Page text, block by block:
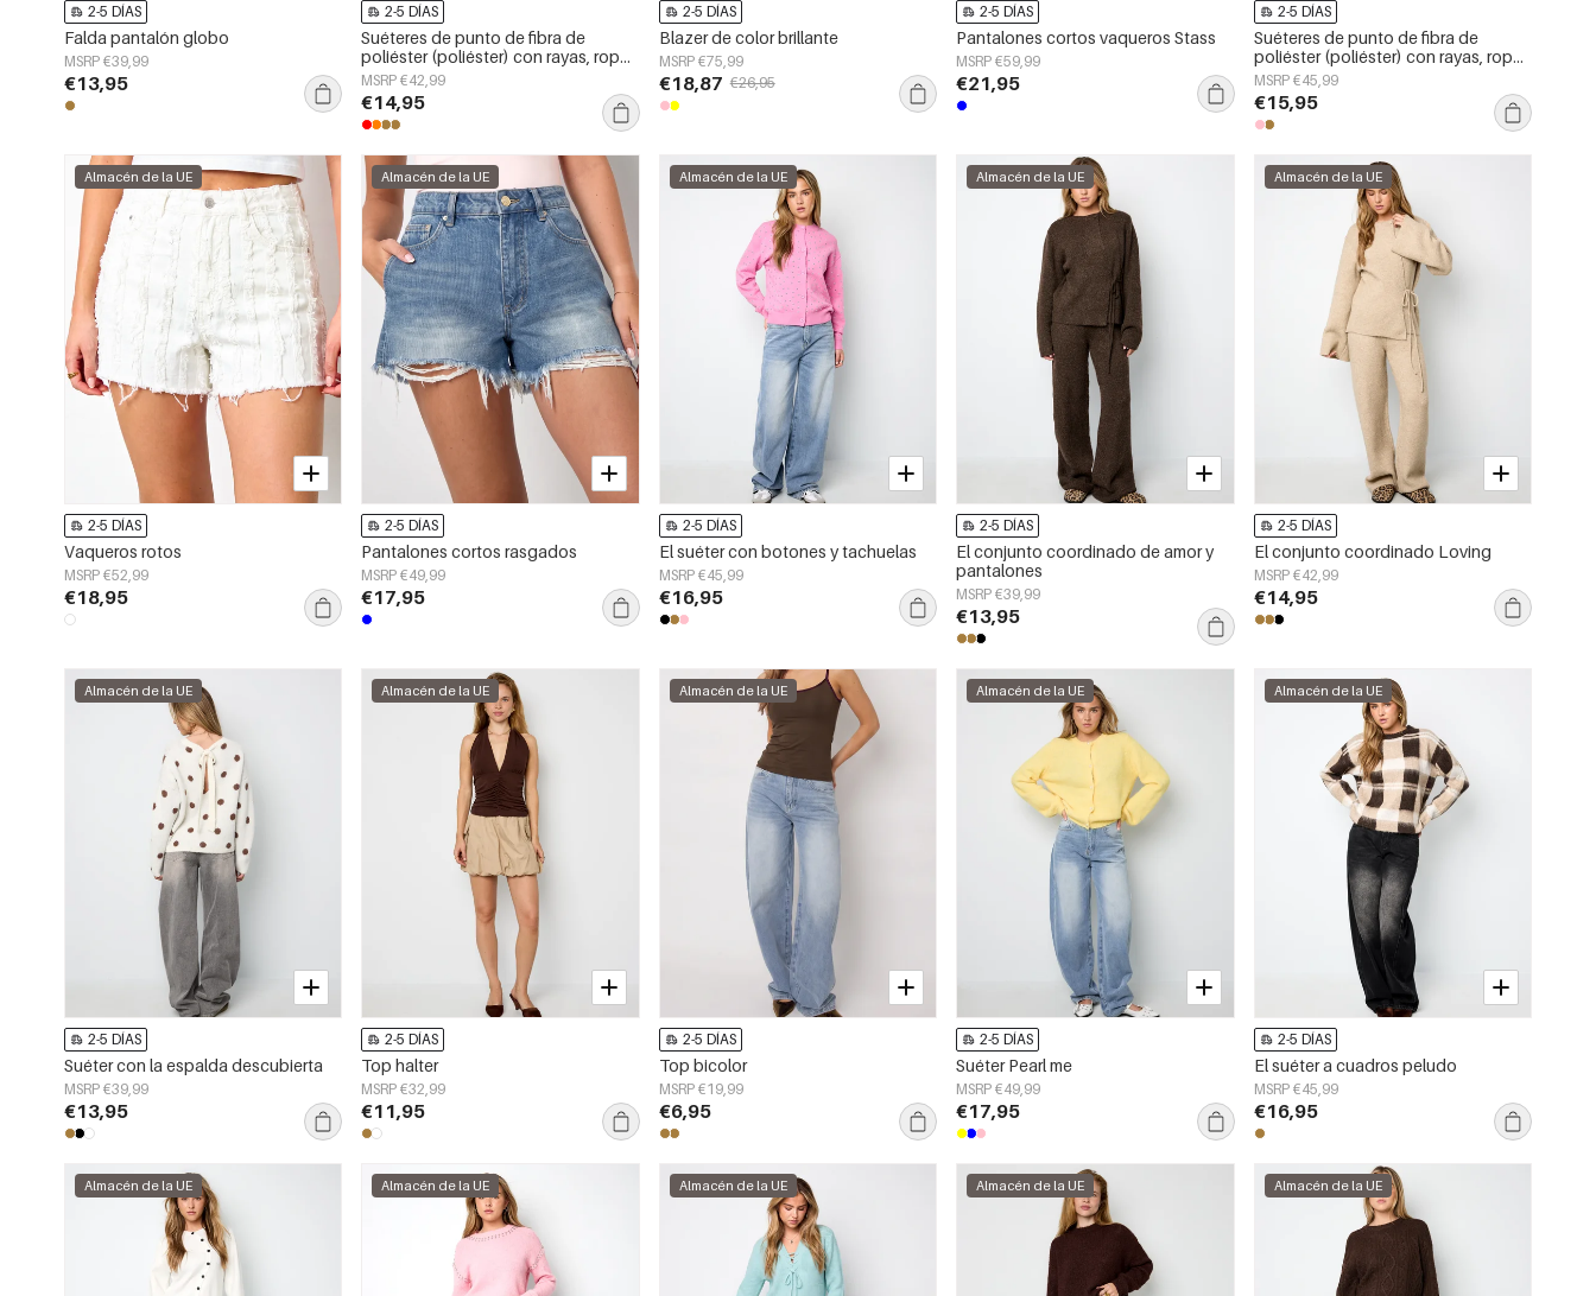
2-5 DÍAS
Falda pantalón globo
MSRP €39,99
€13,95
2-5 DÍAS
Suéteres de punto de fibra de
poliéster (poliéster) con rayas, ropa
casual de otoño/invierno
MSRP €42,99
€14,95
2-5 DÍAS
Blazer de color brillante
MSRP €75,99
€18,87 €26,95
2-5 DÍAS
Pantalones cortos vaqueros Stass
MSRP €59,99
€21,95
2-5 DÍAS
Suéteres de punto de fibra de
poliéster (poliéster) con rayas, ropa
de otoño/invierno
MSRP €45,99
€15,95
Almacén de la UE
2-5 DÍAS
Vaqueros rotos
MSRP €52,99
€18,95
Almacén de la UE
2-5 DÍAS
Pantalones cortos rasgados
MSRP €49,99
€17,95
Almacén de la UE
2-5 DÍAS
El suéter con botones y tachuelas
MSRP €45,99
€16,95
Almacén de la UE
2-5 DÍAS
El conjunto coordinado de amor y
pantalones
MSRP €39,99
€13,95
Almacén de la UE
2-5 DÍAS
El conjunto coordinado Loving
MSRP €42,99
€14,95
Almacén de la UE
2-5 DÍAS
Suéter con la espalda descubierta
MSRP €39,99
€13,95
Almacén de la UE
2-5 DÍAS
Top halter
MSRP €32,99
€11,95
Almacén de la UE
2-5 DÍAS
Top bicolor
MSRP €19,99
€6,95
Almacén de la UE
2-5 DÍAS
Suéter Pearl me
MSRP €49,99
€17,95
Almacén de la UE
2-5 DÍAS
El suéter a cuadros peludo
MSRP €45,99
€16,95
Almacén de la UE Almacén de la UE Almacén de la UE Almacén de la UE Almacén de la UE